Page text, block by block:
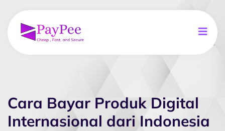
Cara Bayar Produk Digital
Internasional dari Indonesia